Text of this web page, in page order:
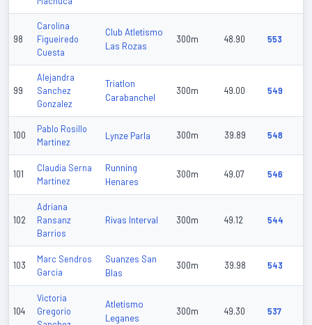
98
Carolina
Figueiredo
Cuesta
Club Atletismo
Las Rozas
300m 48.90 553
99
Alejandra
Sanchez
Gonzalez
Triatlon
Carabanchel
300m 49.00 549
100
Pablo Rosillo
Martinez
Lynze Parla 300m 39.89 548
101
Claudia Serna
Martinez
Running
Henares
300m 49.07 546
102
Adriana
Ransanz
Barrios
Rivas Interval 300m 49.12 544
103
Marc Sendros
Garcia
Suanzes San
Blas
300m 39.98 543
104
Victoria
Gregorio
Atletismo
Leganes
300m 49.30 537